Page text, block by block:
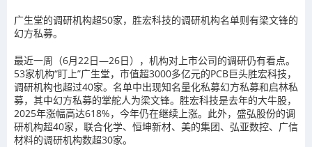
广生堂的调研机构超50家，胜宏科技的调研机构名单则有梁文锋的
幻方私募。
最近一周（6月22日—26日），机构对上市公司的调研仍有看点。
53家机构“盯上”广生堂，市值超3000多亿元的PCB巨头胜宏科技，
调研机构也超过40家。名单中出现知名量化私募幻方私募和启林私
募，其中幻方私募的掌舵人为梁文锋。胜宏科技是去年的大牛股，
2025年涨幅高达618%，今年仍在继续上涨。此外，盛弘股份的调
研机构超40家，联合化学、恒坤新材、美的集团、弘亚数控、广信
材料的调研机构数超30家。